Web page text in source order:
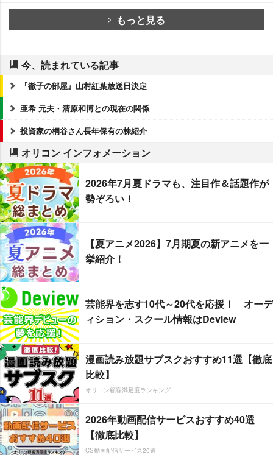
もっと見る
今、読まれている記事
『徹子の部屋』山村紅葉放送日決定
亜希 元夫・清原和博との現在の関係
投資家の桐谷さん長年保有の株紹介
オリコン インフォメーション
2026年7月夏ドラマも、注目作＆話題作が
勢ぞろい！
【夏アニメ2026】7月期夏の新アニメを一
挙紹介！
芸能界を志す10代～20代を応援！ オーデ
ィション・スクール情報はDeview
漫画読み放題サブスクおすすめ11選【徹底
比較】
オリコン顧客満足度ランキング
2026年動画配信サービスおすすめ40選
【徹底比較】
CS動画配信サービス20選